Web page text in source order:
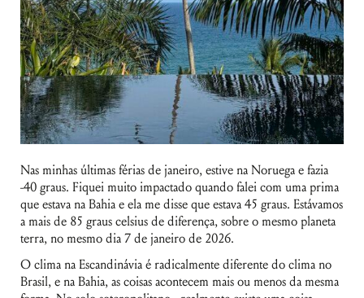
Nas minhas últimas férias de janeiro, estive na Noruega e fazia
-40 graus. Fiquei muito impactado quando falei com uma prima
que estava na Bahia e ela me disse que estava 45 graus. Estávamos
a mais de 85 graus celsius de diferença, sobre o mesmo planeta
terra, no mesmo dia 7 de janeiro de 2026.
O clima na Escandinávia é radicalmente diferente do clima no
Brasil, e na Bahia, as coisas acontecem mais ou menos da mesma